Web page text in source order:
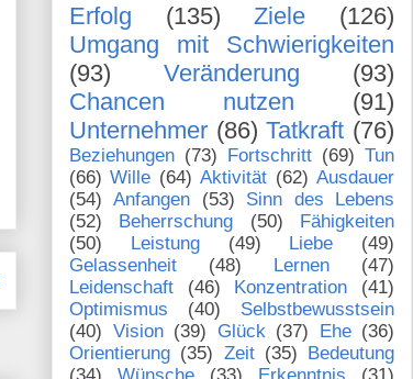
Erfolg (135) Ziele
(126)
Umgang mit Schwierigkeiten
(93)
Veränderung
(93)
Chancen nutzen
(91)
Unternehmer (86) Tatkraft (76)
Beziehungen (73) Fortschritt (69) Tun
(66) Wille (64) Aktivität (62) Ausdauer
(54)
Anfangen (53)
Sinn des Lebens
(52)
Beherrschung (50)
Fähigkeiten
(50)
Leistung (49) Liebe
(49)
Gelassenheit
(48) Lernen
(47)
Leidenschaft
(46) Konzentration
(41)
Optimismus
(40)
Selbstbewusstsein
(40) Vision (39) Glück (37) Ehe (36)
Orientierung (35) Zeit (35) Bedeutung